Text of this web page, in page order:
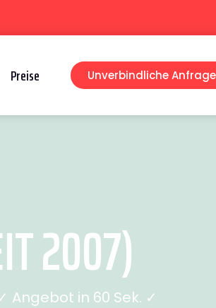
Preise Unverbindliche Anfrage
2007)
Angebot in 60 Sek. ✓